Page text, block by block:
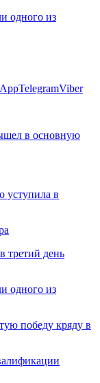
одного из
TelegramViber
в основную
уступила в
день
одного из
победу кряду в